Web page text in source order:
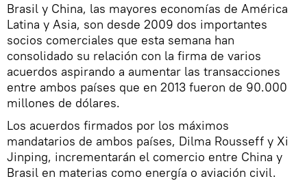
Brasil y China, las mayores economías de América
Latina y Asia, son desde 2009 dos importantes
socios comerciales que esta semana han
consolidado su relación con la firma de varios
acuerdos aspirando a aumentar las transacciones
entre ambos países que en 2013 fueron de 90.000
millones de dólares.
Los acuerdos firmados por los máximos
mandatarios de ambos países, Dilma Rousseff y Xi
Jinping, incrementarán el comercio entre China y
Brasil en materias como energía o aviación civil.